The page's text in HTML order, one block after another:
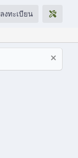
ลงทะเบียน